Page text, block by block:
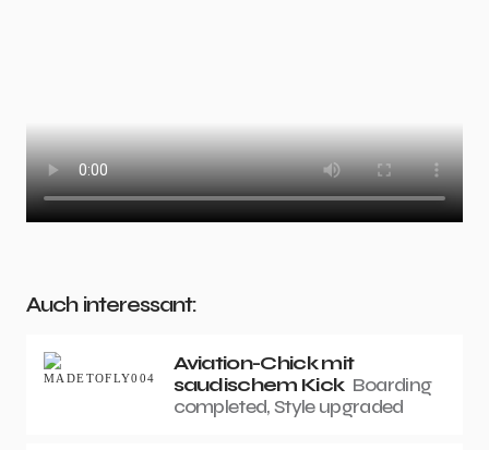
Auch interessant:
Aviation-Chick mit
saudischem Kick Boarding
completed, Style upgraded